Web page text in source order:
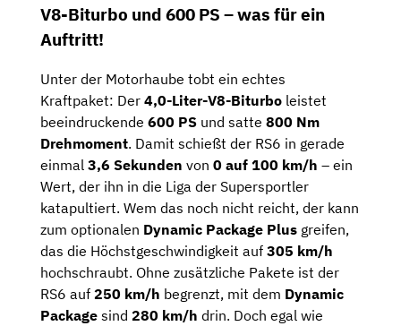
V8-Biturbo und 600 PS – was für ein
Auftritt!
Unter der Motorhaube tobt ein echtes
Kraftpaket: Der 4,0-Liter-V8-Biturbo leistet
beeindruckende 600 PS und satte 800 Nm
Drehmoment. Damit schießt der RS6 in gerade
einmal 3,6 Sekunden von 0 auf 100 km/h – ein
Wert, der ihn in die Liga der Supersportler
katapultiert. Wem das noch nicht reicht, der kann
zum optionalen Dynamic Package Plus greifen,
das die Höchstgeschwindigkeit auf 305 km/h
hochschraubt. Ohne zusätzliche Pakete ist der
RS6 auf 250 km/h begrenzt, mit dem Dynamic
Package sind 280 km/h drin. Doch egal wie